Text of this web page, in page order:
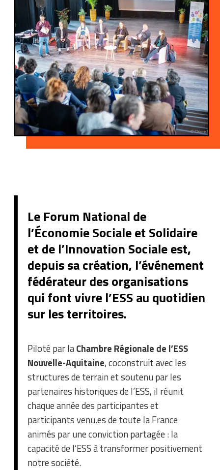
Le Forum National de
l’Économie Sociale et Solidaire
et de l’Innovation Sociale est,
depuis sa création, l’événement
fédérateur des organisations
qui font vivre l’ESS au quotidien
sur les territoires.
Piloté par laChambre Régionale de l’ESS
Nouvelle-Aquitaine, coconstruit avec les
structures de terrain et soutenu par les
partenaires historiques de l’ESS, il réunit
chaque année des participantes et
participants venu.es de toute la France
animés par une conviction partagée : la
capacité de l’ESS à transformer positivement
notre société.